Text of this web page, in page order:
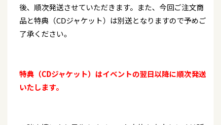
後、順次発送させていただきます。また、今回ご注文商
品と特典（CDジャケット）は別送となりますので予めご
了承ください。
特典（CDジャケット）はイベントの翌日以降に順次発送
いたします。